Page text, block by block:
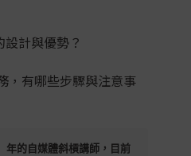
計與優勢？
，有哪些步驟與注意事
的自媒體斜槓講師，目前